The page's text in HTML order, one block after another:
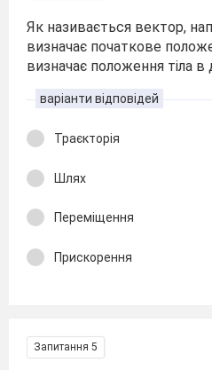
Як називається вектор,
визначає початкове
визначає положення тіла
варіанти відповідей
Траєкторія
Шлях
Переміщення
Прискорення
Запитання 5